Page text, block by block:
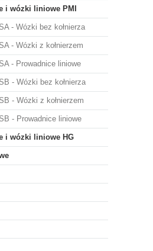
i wózki liniowe PMI
- Wózki bez kołnierza
- Wózki z kołnierzem
- Prowadnice liniowe
- Wózki bez kołnierza
- Wózki z kołnierzem
- Prowadnice liniowe
i wózki liniowe HG